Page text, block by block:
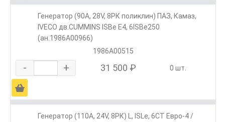
Генератор (90А, 28V, 8РК поликлин) ПАЗ, Камаз,
IVECO дв.CUMMINS ISBe Е4, 6ISBe250
(ан.1986А00966)
1986А00515
- + 31 500 ₽ 0 шт.
Ä
Генератор (110А, 24V, 8РК) L, ISLe, 6CT Евро-4 /